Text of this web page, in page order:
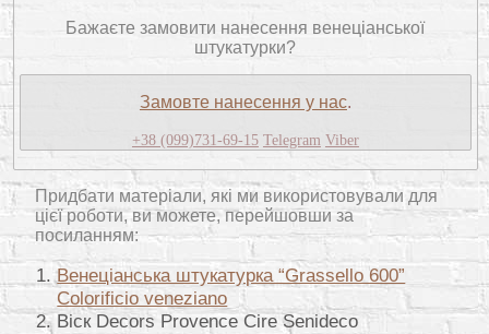
Бажаєте замовити нанесення венеціанської
штукатурки?
Замовте нанесення у нас.
+38 (099)731-69-15 Telegram Viber
Придбати матеріали, які ми використовували для
цієї роботи, ви можете, перейшовши за
посиланням:
Венеціанська штукатурка “Grassello 600”
Colorificio veneziano
Віск Decors Provence Cire Senideco